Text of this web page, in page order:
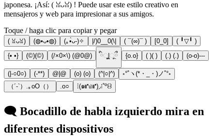
japonesa. ¡Así: ( ꈍᴗꈍ) ! Puede usar este estilo creativo en
mensajeros y web para impresionar a sus amigos.
Toque / haga clic para copiar y pegar
( ꈍᴗꈍ) (◍•ᴗ•◍) (｡•̀ᴗ-)✧ |/)0__0(\| ( ¯(∞)¯ ) [0_0]
( ╹▽╹ )
{• •}
(©)(©) (/×0×\) (@0@) ིૂૂ|◌ૂྀ {o.o} ( )( ) (.) (.) (o-o)---
(|-○0○) (-**) @|@ (o) (o) (^|○|^)
◦°˚ヽ(*・_・)ノ˚°◦
（´-`）.｡oO（）
.o○ ⁝(๑⑈௰⑈)◞⁝˚º꒰꒱
🗨️ Bocadillo de habla izquierdo mira en
diferentes dispositivos